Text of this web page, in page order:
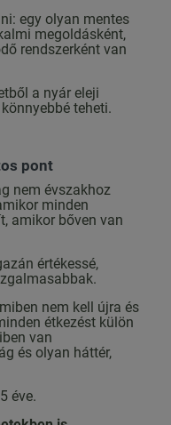
egy olyan mentes
megoldásként,
rendszerként van
a nyár eleji
teheti.
pont
nem évszakhoz
minden
amikor bőven van
értékessé,
nem kell újra és
étkezést külön
van
és olyan háttér,
éve.